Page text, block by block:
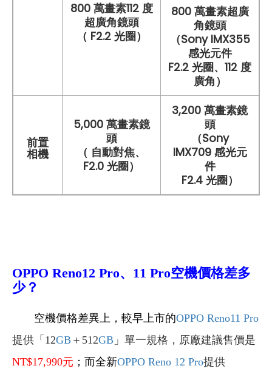
800 萬畫素112 度
超廣角鏡頭
（ F2.2 光圈）
800 萬畫素超廣
角鏡頭
（Sony IMX355
感光元件
F2.2 光圈、112 度
廣角）
前置
相機
5,000 萬畫素鏡
頭
（ 自動對焦、
F2.0 光圈）
3,200 萬畫素鏡
頭
（Sony
IMX709 感光元
件
F2.4 光圈）
OPPO Reno12 Pro、11 Pro空機價格差多
少？
空機價格差異上，較早上市的OPPO Reno11 Pro
提供「 12GB ＋512GB 」單一規格，原廠建議售價是
NT$17,990元 ；而全新OPPO Reno 12 Pro提供